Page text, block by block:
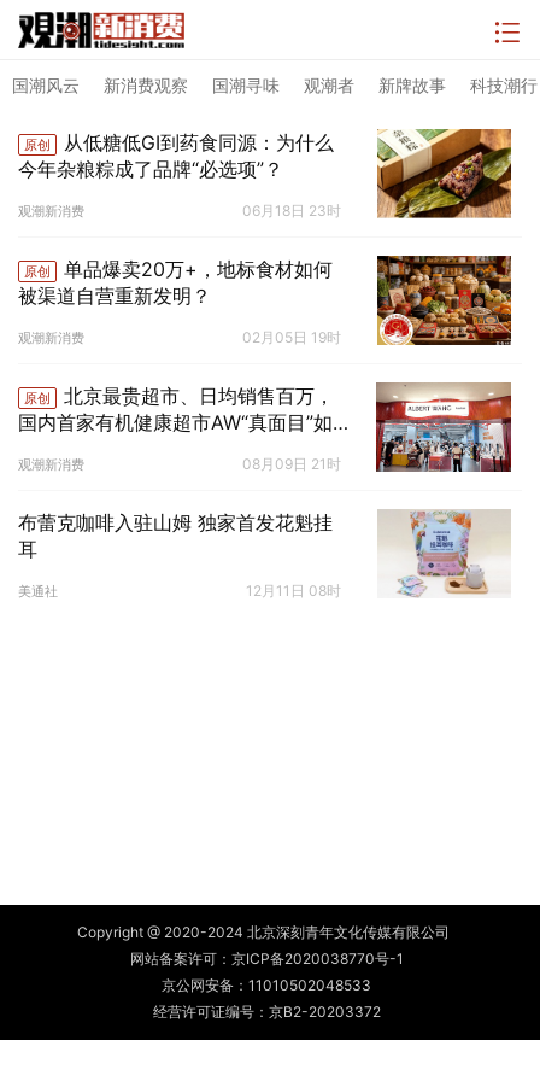
国潮风云 新消费观察 国潮寻味 观潮者 新牌故事 科技潮行
原创
从低糖低GI到药食同源：为什么
今年杂粮粽成了品牌“必选项”？
观潮新消费 06月18日 23时
原创
单品爆卖20万+，地标食材如何
被渠道自营重新发明？
观潮新消费 02月05日 19时
原创
北京最贵超市、日均销售百万，
国内首家有机健康超市AW“真面目”如
观潮新消费 08月09日 21时
布蕾克咖啡入驻山姆 独家首发花魁挂
耳
美通社 12月11日 08时
Copyright @ 2020-2024 北京深刻青年文化传媒有限公司
网站备案许可： 京ICP备2020038770号-1
京公网安备： 11010502048533
经营许可证编号：京B2-20203372